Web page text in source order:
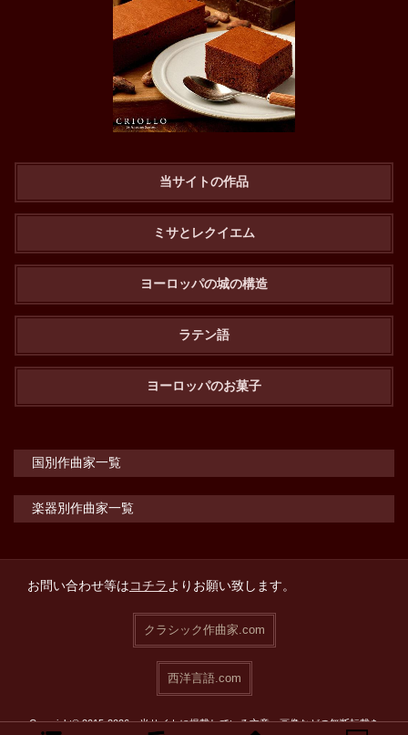
当サイトの作品
ミサとレクイエム
ヨーロッパの城の構造
ラテン語
ヨーロッパのお菓子
国別作曲家一覧
楽器別作曲家一覧
お問い合わせ等はコチラよりお願い致します。
クラシック作曲家.com
西洋言語.com
Copyright© 2015-2026 当サイトに掲載している文章・画像などの無断転載を